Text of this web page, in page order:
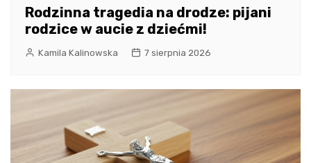
Rodzinna tragedia na drodze: pijani
rodzice w aucie z dziećmi!
Kamila Kalinowska 7 sierpnia 2026